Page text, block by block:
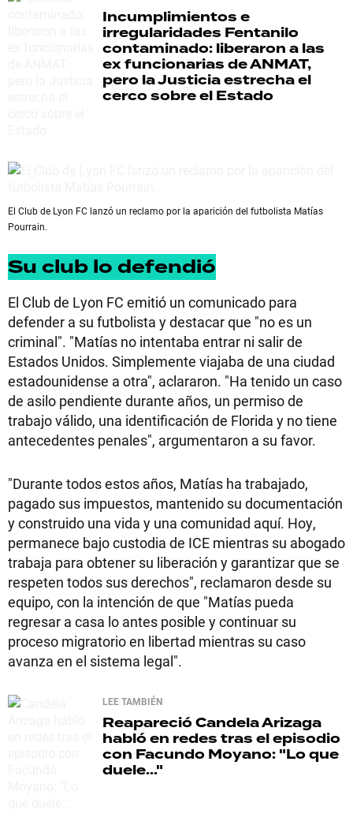
Incumplimientos e
irregularidades Fentanilo
contaminado: liberaron a las
ex funcionarias de ANMAT,
pero la Justicia estrecha el
cerco sobre el Estado
El Club de Lyon FC lanzó un reclamo por la aparición del futbolista Matías
Pourrain.
Su club lo defendió
El Club de Lyon FC emitió un comunicado para
defender a su futbolista y destacar que "no es un
criminal". "Matías no intentaba entrar ni salir de
Estados Unidos. Simplemente viajaba de una ciudad
estadounidense a otra", aclararon. "Ha tenido un caso
de asilo pendiente durante años, un permiso de
trabajo válido, una identificación de Florida y no tiene
antecedentes penales", argumentaron a su favor.
"Durante todos estos años, Matías ha trabajado,
pagado sus impuestos, mantenido su documentación
y construido una vida y una comunidad aquí. Hoy,
permanece bajo custodia de ICE mientras su abogado
trabaja para obtener su liberación y garantizar que se
respeten todos sus derechos", reclamaron desde su
equipo, con la intención de que "Matías pueda
regresar a casa lo antes posible y continuar su
proceso migratorio en libertad mientras su caso
avanza en el sistema legal".
LEE TAMBIÉN
ReaparecióCandela Arizaga
habló en redes tras el episodio
con Facundo Moyano: "Lo que
duele..."